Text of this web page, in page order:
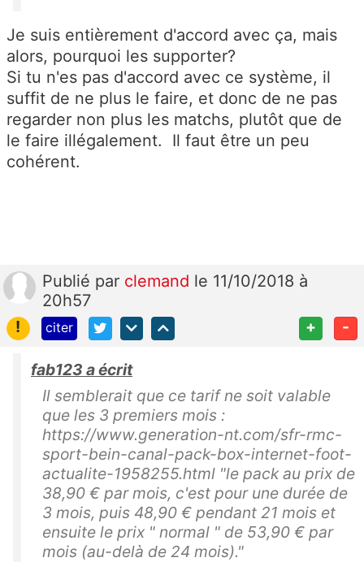
Je suis entièrement d'accord avec ça, mais
alors, pourquoi les supporter?
Si tu n'es pas d'accord avec ce système, il
suffit de ne plus le faire, et donc de ne pas
regarder non plus les matchs, plutôt que de
le faire illégalement. Il faut être un peu
cohérent.
Publié par clemand le 11/10/2018 à
20h57
!
citer + -
fab123 a écrit
Il semblerait que ce tarif ne soit valable
que les 3 premiers mois :
https://www.generation-nt.com/sfr-rmc-
sport-bein-canal-pack-box-internet-foot-
actualite-1958255.html "le pack au prix de
38,90 € par mois, c'est pour une durée de
3 mois, puis 48,90 € pendant 21 mois et
ensuite le prix " normal " de 53,90 € par
mois (au-delà de 24 mois)."